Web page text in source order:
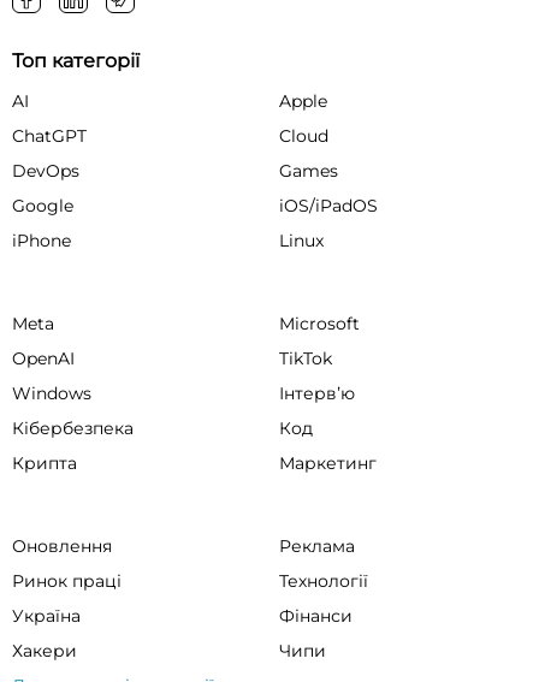
Топ категорії
AI
Apple
ChatGPT
Cloud
DevOps
Games
Google
iOS/iPadOS
iPhone
Linux
Meta
Microsoft
OpenAI
TikTok
Windows
Інтервʼю
Кібербезпека
Код
Крипта
Маркетинг
Оновлення
Реклама
Ринок праці
Технології
Україна
Фінанси
Хакери
Чипи